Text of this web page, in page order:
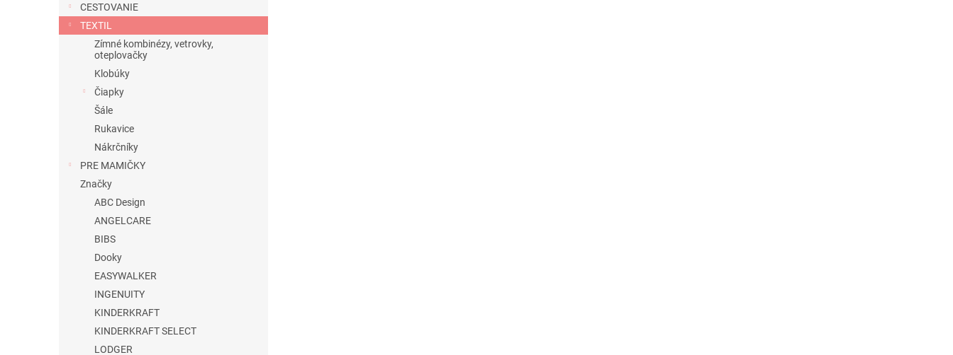
CESTOVANIE
TEXTIL
Zímné kombinézy, vetrovky,
oteplovačky
Klobúky
Čiapky
Šále
Rukavice
Nákrčníky
PRE MAMIČKY
Značky
ABC Design
ANGELCARE
BIBS
Dooky
EASYWALKER
INGENUITY
KINDERKRAFT
KINDERKRAFT SELECT
LODGER